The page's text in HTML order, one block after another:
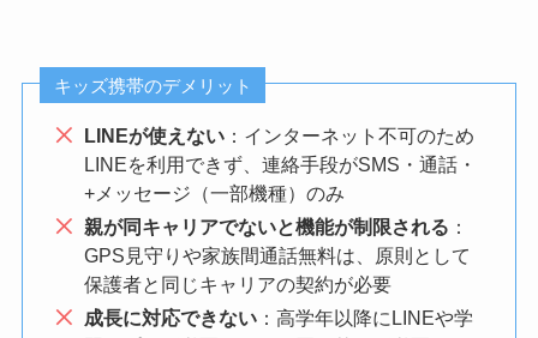
キッズ携帯のデメリット
LINEが使えない：インターネット不可のため
LINEを利用できず、連絡手段がSMS・通話・
+メッセージ（一部機種）のみ
親が同キャリアでないと機能が制限される ：
GPS見守りや家族間通話無料は、原則として
保護者と同じキャリアの契約が必要
成長に対応できない：高学年以降にLINEや学